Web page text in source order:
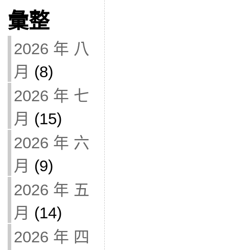
彙整
2026 年 八
月 (8)
2026 年 七
月 (15)
2026 年 六
月 (9)
2026 年 五
月 (14)
2026 年 四